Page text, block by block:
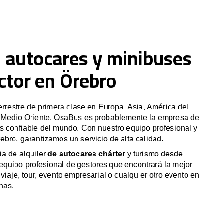
y minibuses
en Örebro
de primera clase en Europa, Asia, América del
Oriente. OsaBus es probablemente la empresa de
confiable del mundo. Con nuestro equipo profesional y
garantizamos un servicio de alta calidad.
de alquilerde autocares chárter y turismo desde
profesional de gestores que encontrará la mejor
tour, evento empresarial o cualquier otro evento en